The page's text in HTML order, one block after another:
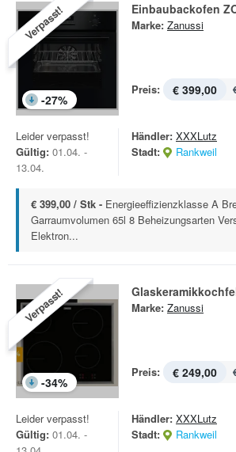
Verpasst!
-27%
Einbaubackofen
Marke: Zanussi
Preis: € 399,00
Leider verpasst!
Gültig: 01.04. -
13.04.
Händler: XXXLutz
Stadt:
Rankweil
€ 399,00 / Stk - Energieeffizienzklasse A
Garraumvolumen 65l 8 Beheizungsarten
Elektron...
Verpasst!
-34%
Marke: Zanussi
Preis: € 249,00
Leider verpasst!
Gültig: 01.04. -
Händler: XXXLutz
Stadt:
Rankweil